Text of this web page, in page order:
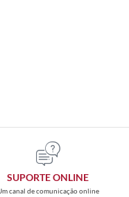
SUPORTE ONLINE
canal de comunicação online